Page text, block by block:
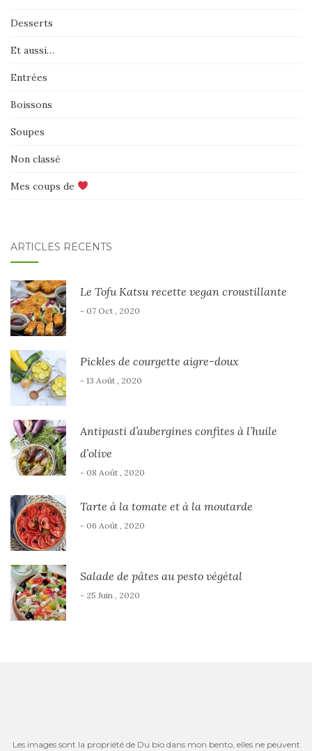
Desserts
Et aussi…
Entrées
Boissons
Soupes
Non classé
Mes coups de
ARTICLES RÉCENTS
Le Tofu Katsu recette vegan croustillante
- 07 Oct , 2020
Pickles de courgette aigre-doux
- 13 Août , 2020
Antipasti d’aubergines confites à l’huile
d’olive
- 08 Août , 2020
Tarte à la tomate et à la moutarde
- 06 Août , 2020
Salade de pâtes au pesto végétal
- 25 Juin , 2020
Les images sont la propriété de Du bio dans mon bento, elles ne peuvent